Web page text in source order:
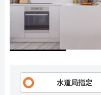
水道局指定